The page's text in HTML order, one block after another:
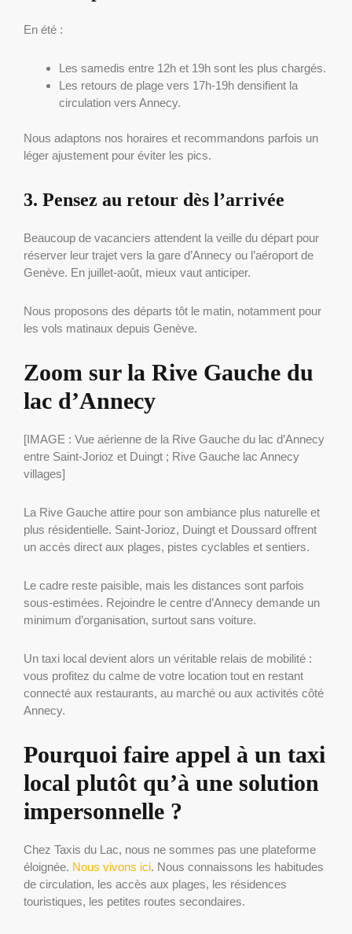
En été :
Les samedis entre 12h et 19h sont les plus chargés.
Les retours de plage vers 17h-19h densifient la
circulation vers Annecy.
Nous adaptons nos horaires et recommandons parfois un
léger ajustement pour éviter les pics.
3. Pensez au retour dès l’arrivée
Beaucoup de vacanciers attendent la veille du départ pour
réserver leur trajet vers la gare d’Annecy ou l’aéroport de
Genève. En juillet-août, mieux vaut anticiper.
Nous proposons des départs tôt le matin, notamment pour
les vols matinaux depuis Genève.
Zoom sur la Rive Gauche du
lac d’Annecy
[IMAGE : Vue aérienne de la Rive Gauche du lac d’Annecy
entre Saint-Jorioz et Duingt ; Rive Gauche lac Annecy
villages]
La Rive Gauche attire pour son ambiance plus naturelle et
plus résidentielle. Saint-Jorioz, Duingt et Doussard offrent
un accès direct aux plages, pistes cyclables et sentiers.
Le cadre reste paisible, mais les distances sont parfois
sous-estimées. Rejoindre le centre d’Annecy demande un
minimum d’organisation, surtout sans voiture.
Un taxi local devient alors un véritable relais de mobilité :
vous profitez du calme de votre location tout en restant
connecté aux restaurants, au marché ou aux activités côté
Annecy.
Pourquoi faire appel à un taxi
local plutôt qu’à une solution
impersonnelle ?
Chez Taxis du Lac, nous ne sommes pas une plateforme
éloignée. Nous vivons ici. Nous connaissons les habitudes
de circulation, les accès aux plages, les résidences
touristiques, les petites routes secondaires.